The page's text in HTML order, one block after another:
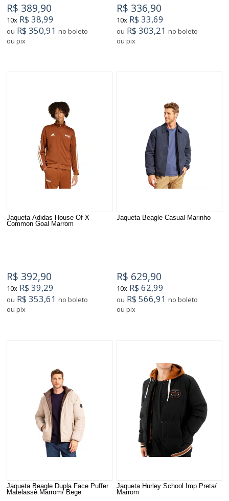
R$ 389,90
10x R$ 38,99
ou R$ 350,91 no boleto
ou pix
R$ 336,90
10x R$ 33,69
ou R$ 303,21 no boleto
ou pix
Jaqueta Adidas House Of X
Common Goal Marrom
R$ 392,90
10x R$ 39,29
ou R$ 353,61 no boleto
ou pix
Jaqueta Beagle Casual Marinho
R$ 629,90
10x R$ 62,99
ou R$ 566,91 no boleto
ou pix
Jaqueta Beagle Dupla Face Puffer
Matelassê Marrom/ Bege
Jaqueta Hurley School Imp Preta/
Marrom